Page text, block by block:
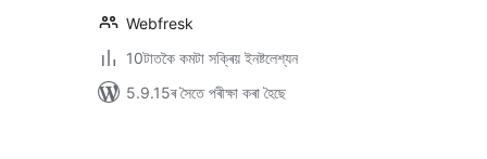
Webfresk
10টাতকৈ কমটা সক্ৰিয় ইনষ্টলেশ্যন
5.9.15ৰ সৈতে পৰীক্ষা কৰা হৈছে